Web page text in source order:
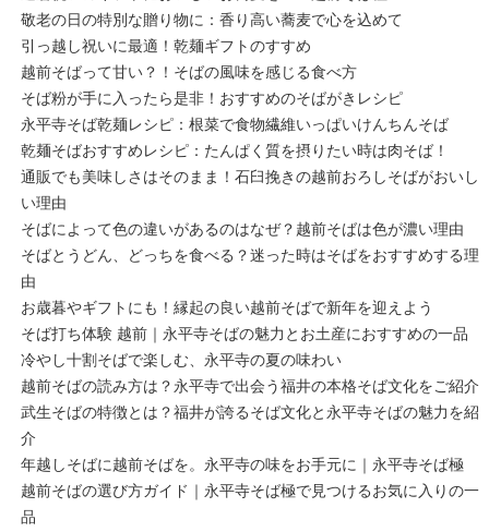
敬老の日の特別な贈り物に：香り高い蕎麦で心を込めて
引っ越し祝いに最適！乾麺ギフトのすすめ
越前そばって甘い？！そばの風味を感じる食べ方
そば粉が手に入ったら是非！おすすめのそばがきレシピ
永平寺そば乾麺レシピ：根菜で食物繊維いっぱいけんちんそば
乾麺そばおすすめレシピ：たんぱく質を摂りたい時は肉そば！
通販でも美味しさはそのまま！石臼挽きの越前おろしそばがおいし
い理由
そばによって色の違いがあるのはなぜ？越前そばは色が濃い理由
そばとうどん、どっちを食べる？迷った時はそばをおすすめする理
由
お歳暮やギフトにも！縁起の良い越前そばで新年を迎えよう
そば打ち体験 越前｜永平寺そばの魅力とお土産におすすめの一品
冷やし十割そばで楽しむ、永平寺の夏の味わい
越前そばの読み方は？永平寺で出会う福井の本格そば文化をご紹介
武生そばの特徴とは？福井が誇るそば文化と永平寺そばの魅力を紹
介
年越しそばに越前そばを。永平寺の味をお手元に｜永平寺そば極
越前そばの選び方ガイド｜永平寺そば極で見つけるお気に入りの一
品